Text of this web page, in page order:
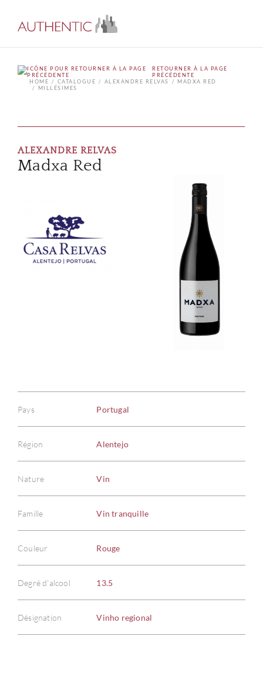
À
RETOURNER À LA PAGE
PRÉCÉDENTE
HOME
CATALOGUE ALEXANDRE RELVAS
MADXA RED
MILLÉSIMES
ALEXANDRE RELVAS
Madxa Red
Pays Portugal
Région Alentejo
Nature Vin
Famille Vin tranquille
Couleur Rouge
Degré d'alcool 13.5
Désignation Vinho regional